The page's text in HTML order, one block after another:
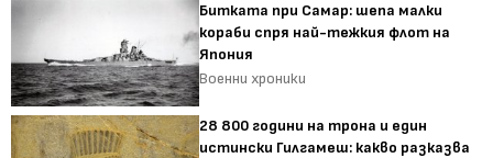
Битката при Самар: шепа малки
кораби спря най-тежкия флот на
Япония
Военни хроники
28 800 години на трона и един
истински Гилгамеш: какво разказва